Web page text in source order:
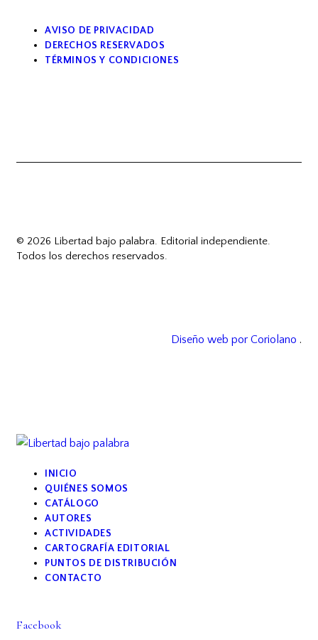
AVISO DE PRIVACIDAD
DERECHOS RESERVADOS
TÉRMINOS Y CONDICIONES
© 2026 Libertad bajo palabra. Editorial independiente.
Todos los derechos reservados.
Diseño web por Coriolano .
INICIO
QUIÉNES SOMOS
CATÁLOGO
AUTORES
ACTIVIDADES
CARTOGRAFÍA EDITORIAL
PUNTOS DE DISTRIBUCIÓN
CONTACTO
Facebook